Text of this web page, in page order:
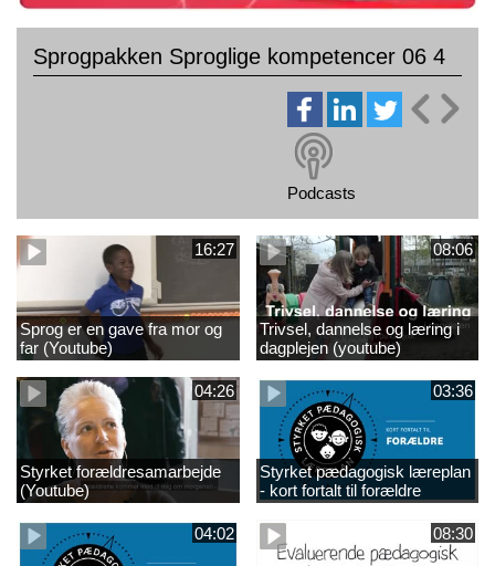
Sprogpakken Sproglige kompetencer 06 4
Podcasts
16:27
Sprog er en gave fra mor og
far (Youtube)
08:06
Trivsel, dannelse og læring i
dagplejen (youtube)
04:26
Styrket forældresamarbejde
(Youtube)
03:36
Styrket pædagogisk læreplan
- kort fortalt til forældre
(Youtube)
04:02
08:30